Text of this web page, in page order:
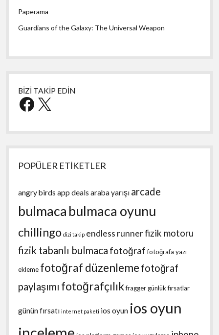
Paperama
Guardians of the Galaxy: The Universal Weapon
BİZİ TAKİP EDİN
Facebook
X
POPÜLER ETİKETLER
angry birds app deals araba yarışı arcade
bulmaca bulmaca oyunu
chillingo dizi takip endless runnerfizik motoru
fizik tabanlı bulmaca fotoğraf fotoğrafa yazı
ekleme fotoğraf düzenleme fotoğraf
paylaşımı fotoğrafçılıkfraggergünlük fırsatlar
günün fırsatı internet paketi ios oyun ios oyun